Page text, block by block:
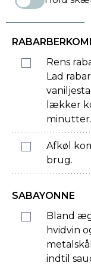
Rens
Lad
lækker
minutter.
Afkøl
brug.
SABAYONNE
Bland
hvidvin
indtil